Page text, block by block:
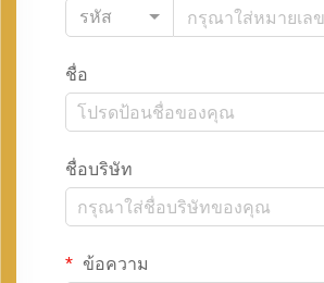
รหัส
ชื่อ
ชื่อบริษัท
ข้อความ